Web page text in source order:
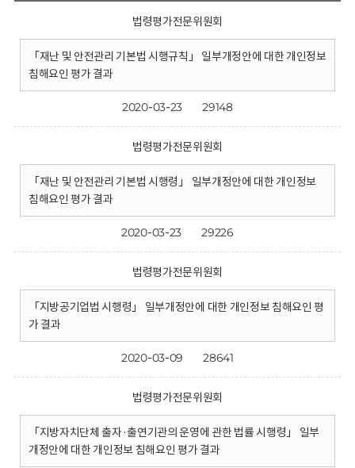
법령평가전문위원회
「재난 및 안전관리 기본법 시행규칙」 일부개정안에 대한 개인정보
침해요인 평가 결과
2020-03-23 29148
법령평가전문위원회
「재난 및 안전관리 기본법 시행령」 일부개정안에 대한 개인정보
침해요인 평가 결과
2020-03-23 29226
법령평가전문위원회
「지방공기업법 시행령」 일부개정안에 대한 개인정보 침해요인 평
가 결과
2020-03-09 28641
법령평가전문위원회
「지방자치단체 출자·출연기관의 운영에 관한 법률 시행령」 일부
개정안에 대한 개인정보 침해요인 평가 결과